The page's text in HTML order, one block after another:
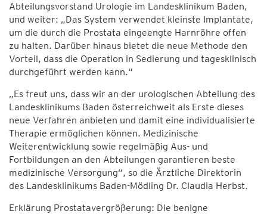
Abteilungsvorstand Urologie im Landesklinikum Baden,
und weiter: „Das System verwendet kleinste Implantate,
um die durch die Prostata eingeengte Harnröhre offen
zu halten. Darüber hinaus bietet die neue Methode den
Vorteil, dass die Operation in Sedierung und tagesklinisch
durchgeführt werden kann.“
„Es freut uns, dass wir an der urologischen Abteilung des
Landesklinikums Baden österreichweit als Erste dieses
neue Verfahren anbieten und damit eine individualisierte
Therapie ermöglichen können. Medizinische
Weiterentwicklung sowie regelmäßig Aus- und
Fortbildungen an den Abteilungen garantieren beste
medizinische Versorgung“, so die Ärztliche Direktorin
des Landesklinikums Baden-Mödling Dr. Claudia Herbst.
Erklärung Prostatavergrößerung: Die benigne